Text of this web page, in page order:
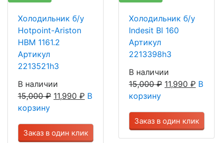
Холодильник б/у
Hotpoint-Ariston
HBM 1161.2
Артикул
2213521h3
В наличии
15,000₽ 11,990 ₽ В
корзину
Заказ в один клик
Холодильник б/у
Indesit BI 160
Артикул
2213398h3
В наличии
15,000₽ 11,990 ₽ В
корзину
Заказ в один клик